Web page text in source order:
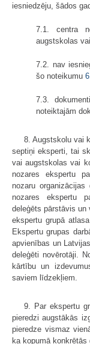
iesniedzēju, šādos
7.1. centra
augstskolas
7.2. nav
šo noteikumu
7.3.
noteiktajām
8. Augstskolu vai
septiņi eksperti, tai
vai augstskolas vai
nozares ekspertu
nozaru
nozares ekspertu
deleģēts pārstāvis un
ekspertu grupā
Ekspertu grupas
apvienības un
deleģēti novērotāji.
kārtību un
saviem līdzekļiem.
9. Par ekspertu
pieredzi augstākās
pieredze vismaz
ka kopumā